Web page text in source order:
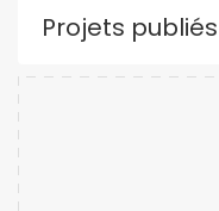
Projets publiés